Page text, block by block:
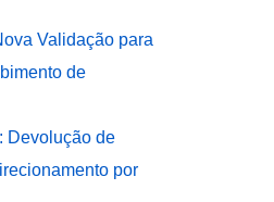
Validação para
de
Devolução de
por